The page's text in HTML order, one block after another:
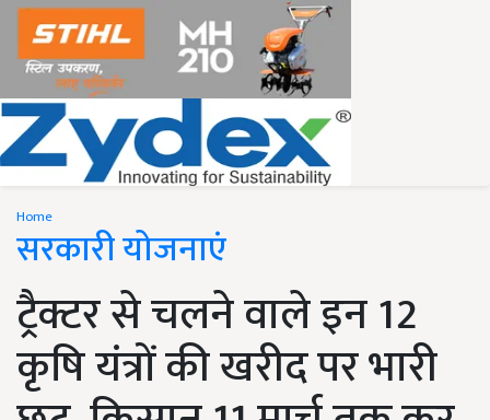
Home
सरकारी योजनाएं
ट्रैक्टर से चलने वाले इन 12
कृषि यंत्रों की खरीद पर भारी